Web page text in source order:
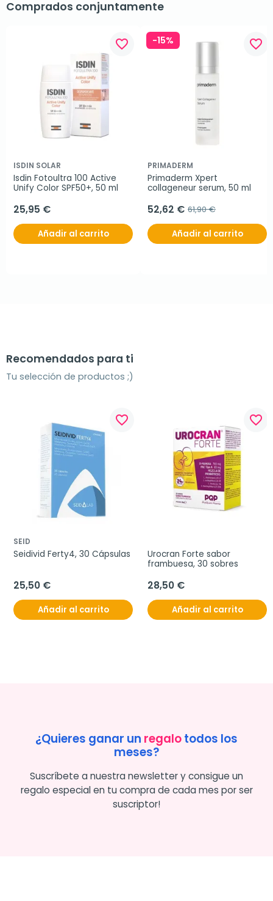
Comprados conjuntamente
favorite_border
ISDIN SOLAR
Isdin Fotoultra 100 Active
Unify Color SPF50+, 50 ml
25,95 €
Añadir al carrito
-15% favorite_border
PRIMADERM
Primaderm Xpert
collageneur serum, 50 ml
52,62 € 61,90 €
Añadir al carrito
Recomendados para ti
Tu selección de productos ;)
favorite_border
SEID
Seidivid Ferty4, 30 Cápsulas
25,50 €
Añadir al carrito
favorite_border
Urocran Forte sabor
frambuesa, 30 sobres
28,50 €
Añadir al carrito
¿Quieres ganar un regalotodos los
meses?
Suscríbete a nuestra newsletter y consigue un
regalo especial en tu compra de cada mes por ser
suscriptor!